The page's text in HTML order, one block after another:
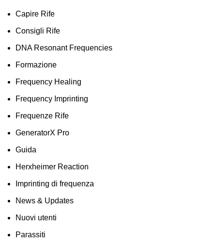
Capire Rife
Consigli Rife
DNA Resonant Frequencies
Formazione
Frequency Healing
Frequency Imprinting
Frequenze Rife
GeneratorX Pro
Guida
Herxheimer Reaction
Imprinting di frequenza
News & Updates
Nuovi utenti
Parassiti